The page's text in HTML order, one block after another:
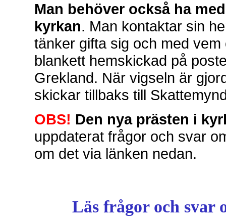
Man behöver också ha
kyrkan. Man kontaktar sin
tänker gifta sig och med
blankett hemskickad på
Grekland. När vigseln är
skickar tillbaks till
OBS! Den nya prästen i
uppdaterat frågor och svar
om det via länken nedan.
Läs frågor och svar